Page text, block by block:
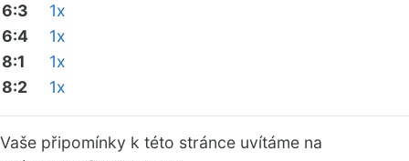
6:3
1x
6:4
1x
8:1
1x
8:2
1x
Vaše připomínky k této stránce uvítáme na